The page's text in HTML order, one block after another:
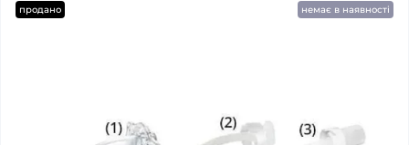
продано немає в наявності